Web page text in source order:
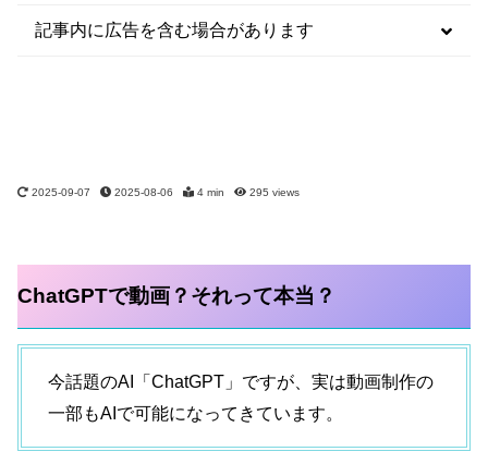
2025-09-07 2025-08-06 4 min 295 views
記事内に広告を含む場合があります
ChatGPTで動画？それって本当？
今話題のAI「ChatGPT」ですが、実は動画制作の
一部もAIで可能になってきています。